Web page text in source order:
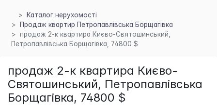
Каталог нерухомості
Продаж квартир Петропавлівська Борщагівка
продаж 2-к квартира Києво-Святошинський,
Петропавлівська Борщагівка, 74800 $
продаж 2-к квартира Києво-
Святошинський, Петропавлівська
Борщагівка, 74800 $
×